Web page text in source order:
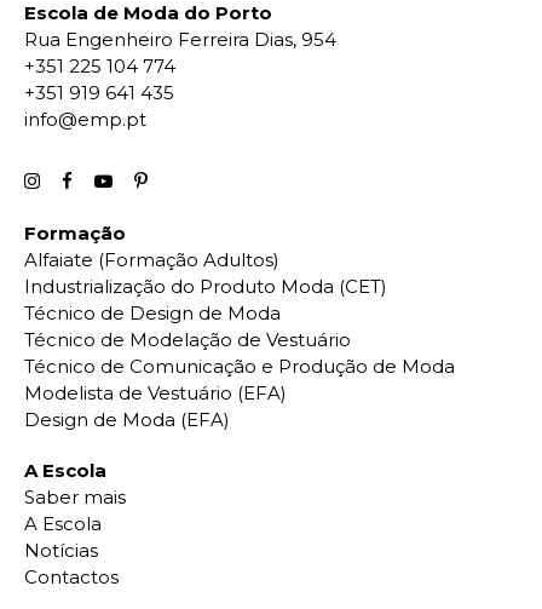
Escola de Moda do Porto
Rua Engenheiro Ferreira Dias, 954
+351 225 104 774
+351 919 641 435
info@emp.pt
Formação
Alfaiate (Formação Adultos)
Industrialização do Produto Moda (CET)
Técnico de Design de Moda
Técnico de Modelação de Vestuário
Técnico de Comunicação e Produção de Moda
Modelista de Vestuário (EFA)
Design de Moda (EFA)
A Escola
Saber mais
A Escola
Notícias
Contactos